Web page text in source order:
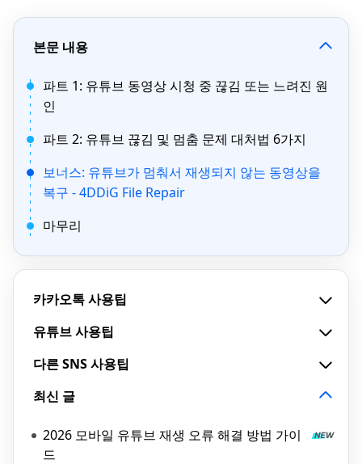
본문 내용
파트 1: 유튜브 동영상 시청 중 끊김 또는 느려진 원
인
파트 2: 유튜브 끊김 및 멈춤 문제 대처법 6가지
보너스: 유튜브가 멈춰서 재생되지 않는 동영상을
복구 - 4DDiG File Repair
마무리
카카오톡 사용팁
유튜브 사용팁
다른 SNS 사용팁
최신 글
2026 모바일 유튜브 재생 오류 해결 방법 가이
드